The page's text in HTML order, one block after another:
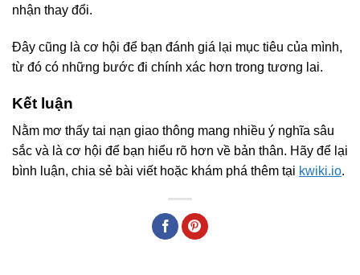
nhận thay đổi.
Đây cũng là cơ hội để bạn đánh giá lại mục tiêu của mình,
từ đó có những bước đi chính xác hơn trong tương lai.
Kết luận
Nằm mơ thấy tai nạn giao thông mang nhiều ý nghĩa sâu
sắc và là cơ hội để bạn hiểu rõ hơn về bản thân. Hãy để lại
bình luận, chia sẻ bài viết hoặc khám phá thêm tại kwiki.io.